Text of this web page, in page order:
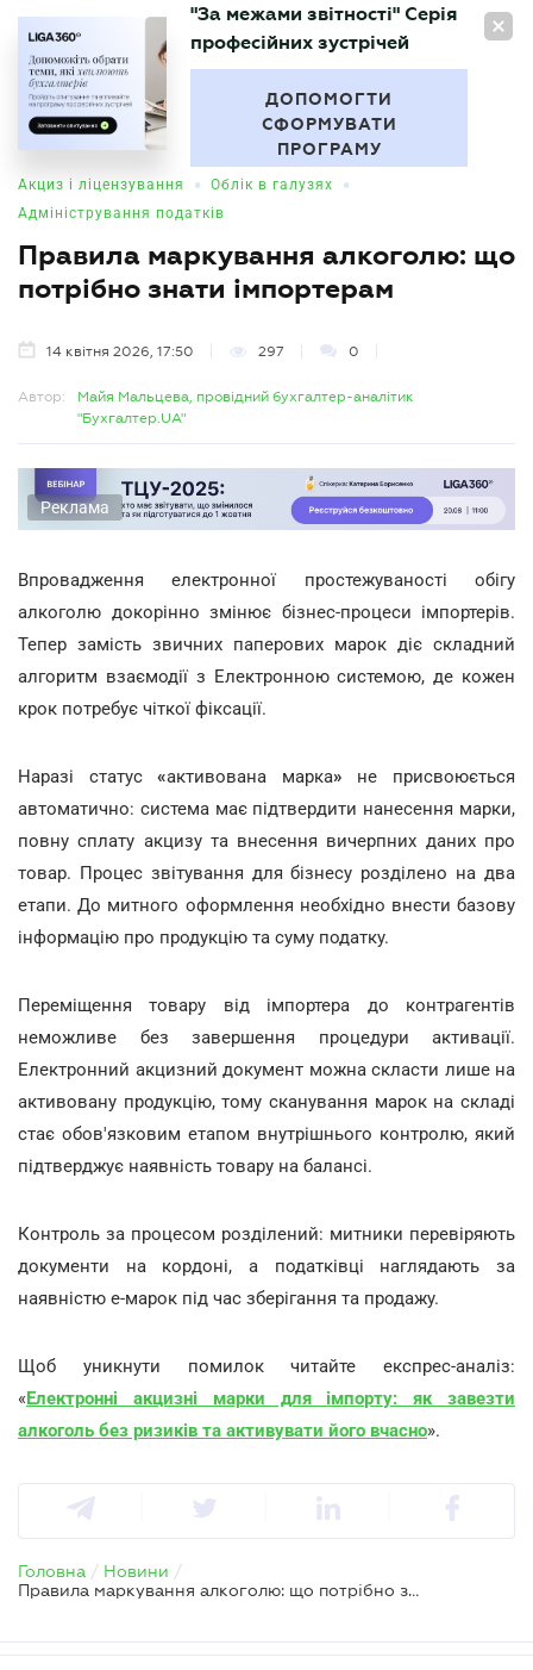
UA
БУХГАЛТЕР
"За межами звітності" Серія
професійних зустрічей
ДОПОМОГТИ
СФОРМУВАТИ
ПРОГРАМУ
Акциз і ліцензування • Облік в галузях •
Адміністрування податків
Правила маркування алкоголю: що
потрібно знати імпортерам
14 квітня 2026, 17:50 297 0
Автор:
Майя Мальцева, провідний бухгалтер-аналітик
"Бухгалтер.UA"
Реклама
Впровадження електронної простежуваності обігу
алкоголю докорінно змінює бізнес-процеси імпортерів.
Тепер замість звичних паперових марок діє складний
алгоритм взаємодії з Електронною системою, де кожен
крок потребує чіткої фіксації.
Наразі статус«активована марка» не присвоюється
автоматично: система має підтвердити нанесення марки,
повну сплату акцизу та внесення вичерпних даних про
товар. Процес звітування для бізнесу розділено на два
етапи. До митного оформлення необхідно внести базову
інформацію про продукцію та суму податку.
Переміщення товару від імпортера до контрагентів
неможливе без завершення процедури активації.
Електронний акцизний документ можна скласти лише на
активовану продукцію, тому сканування марок на складі
стає обов'язковим етапом внутрішнього контролю, який
підтверджує наявність товару на балансі.
Контроль за процесом розділений: митники перевіряють
документи на кордоні, а податківці наглядають за
наявністю е-марок під час зберігання та продажу.
Щоб уникнути помилок читайте експрес-аналіз:
«Електронні акцизні марки для імпорту: як завезти
алкоголь без ризиків та активувати його вчасно».
Головна / Новини /
Правила маркування алкоголю: що потрібно знати імпортерам